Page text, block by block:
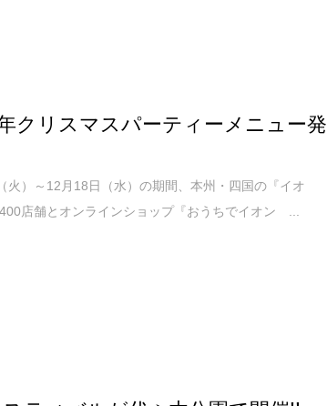
クリスマスパーティーメニュー発
火）～12月18日（水）の期間、本州・四国の『イオ
店舗とオンラインショップ『おうちでイオン ...